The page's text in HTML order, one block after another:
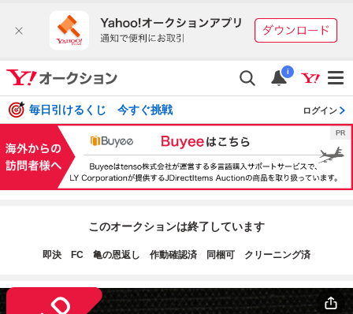
i
毎日引けるくじ 今すぐ挑戦 ログイン
このオークションは終了しています
即決 FC 亀の恩返し 作動確認済 同梱可 クリーニング済